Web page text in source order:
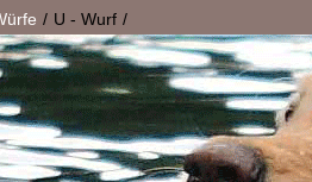
U - Wurf